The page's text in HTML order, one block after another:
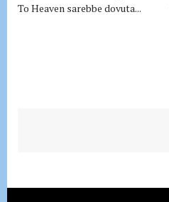
To Heaven sarebbe dovuta...